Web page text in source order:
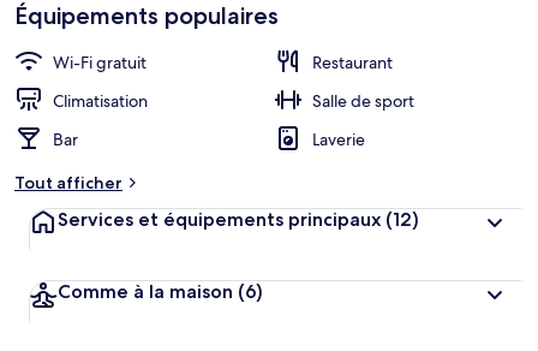
Équipements populaires
Wi-Fi gratuit
Restaurant
Climatisation
Salle de sport
Bar
Laverie
Tout afficher
Services et équipements principaux (12)
Comme à la maison (6)